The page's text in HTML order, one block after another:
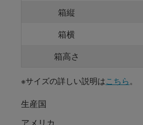
箱縦
箱横
箱高さ
※サイズの詳しい説明はこちら。
生産国
アメリカ